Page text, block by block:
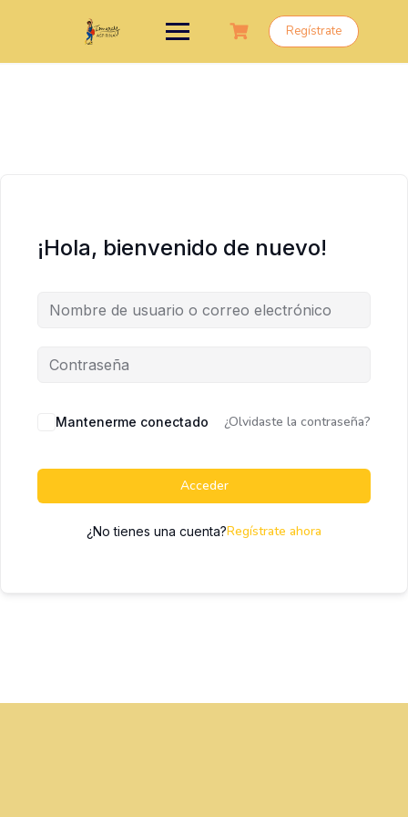
Regístrate
¡Hola, bienvenido de nuevo!
Mantenerme conectado ¿Olvidaste la contraseña?
Acceder
¿No tienes una cuenta?Regístrate ahora